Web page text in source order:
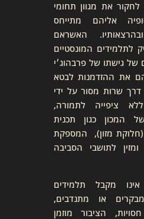
את מגוון תחומי
אליהם מתייחס
האשראם
לתלמידים המונסטיים
של גישתו של פרבהוג׳י
את ההזדמנות לבטא
שרות מסור על ידי
ציפייה לתמורה,
המכון כגון תכנית
(חלוקת מזון), המספקת
לתושבי הסביבה
מקבל תלמידים
או מתנדבים,
הציבור מוזמן